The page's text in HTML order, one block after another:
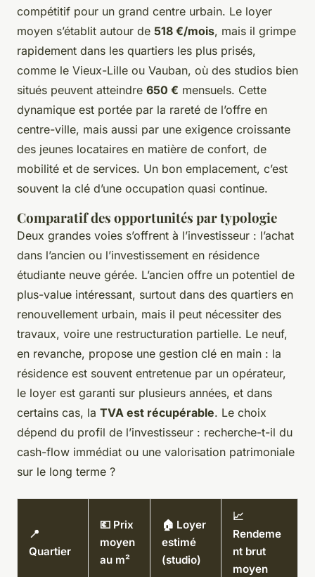
compétitif pour un grand centre urbain. Le loyer
moyen s’établit autour de 518 €/mois, mais il grimpe
rapidement dans les quartiers les plus prisés,
comme le Vieux-Lille ou Vauban, où des studios bien
situés peuvent atteindre 650 € mensuels. Cette
dynamique est portée par la rareté de l’offre en
centre-ville, mais aussi par une exigence croissante
des jeunes locataires en matière de confort, de
mobilité et de services. Un bon emplacement, c’est
souvent la clé d’une occupation quasi continue.
Comparatif des opportunités par typologie
Deux grandes voies s’offrent à l’investisseur : l’achat
dans l’ancien ou l’investissement en résidence
étudiante neuve gérée. L’ancien offre un potentiel de
plus-value intéressant, surtout dans des quartiers en
renouvellement urbain, mais il peut nécessiter des
travaux, voire une restructuration partielle. Le neuf,
en revanche, propose une gestion clé en main : la
résidence est souvent entretenue par un opérateur,
le loyer est garanti sur plusieurs années, et dans
certains cas, la TVA est récupérable. Le choix
dépend du profil de l’investisseur : recherche-t-il du
cash-flow immédiat ou une valorisation patrimoniale
sur le long terme ?
📍
Quartier
💶 Prix
moyen
au m²
🏠 Loyer
estimé
(studio)
📈
Rendeme
nt brut
moyen